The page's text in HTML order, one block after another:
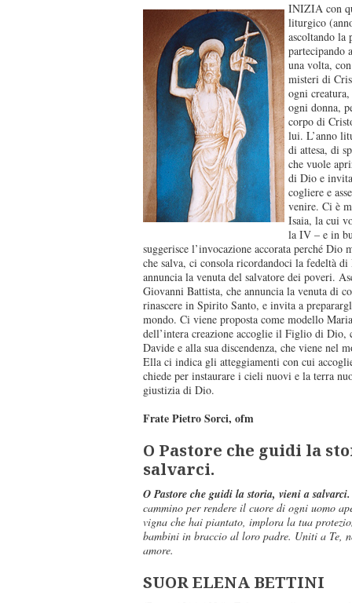
INIZIA con
liturgico
ascoltando la
partecipando
una volta,
misteri di
ogni
ogni donna,
corpo di
lui. L’anno
di attesa, di
che vuole
di Dio e
cogliere e
venire. Ci è
Isaia, la cui
la IV – e in
suggerisce l’invocazione accorata perché Dio
che salva, ci consola ricordandoci la fedeltà
annuncia la venuta del salvatore dei poveri.
Giovanni Battista, che annuncia la venuta di
rinascere in Spirito Santo, e invita a
mondo. Ci viene proposta come modello
dell’intera creazione accoglie il Figlio di Dio,
Davide e alla sua discendenza, che viene nel
Ella ci indica gli atteggiamenti con cui
chiede per instaurare i cieli nuovi e la terra
giustizia di Dio.
Frate Pietro Sorci, ofm
O Pastore che guidi la
salvarci.
O Pastore che guidi la storia, vieni a salvarci.
cammino per rendere il cuore di ogni uomo
vigna che hai piantato, implora la tua
bambini in braccio al loro padre. Uniti a Te,
amore.
SUOR ELENA BETTINI